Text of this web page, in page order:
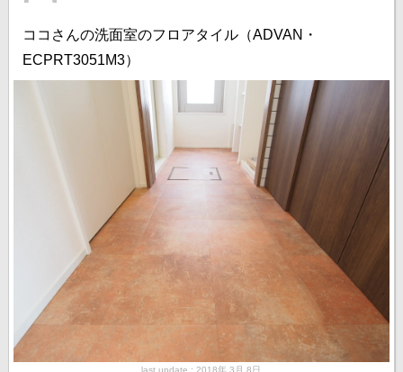
ココさんの洗面室のフロアタイル（ADVAN・
ECPRT3051M3）